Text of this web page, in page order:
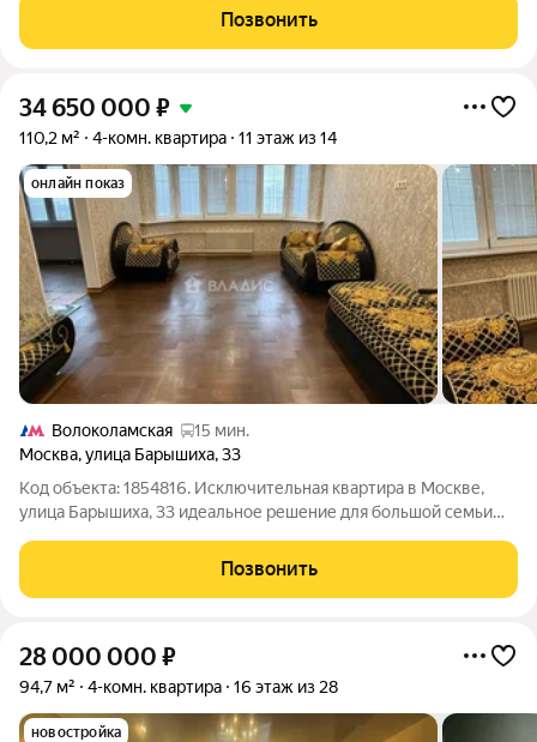
санузлом; - Отдельный кабинет; - Уютная кухня-гостиная; -
Постирочная; -
Позвонить
34 650 000 ₽
110,2 м² 4-комн. квартира 11 этаж из 14
онлайн показ
Волоколамская
15 мин.
Москва,улица Барышиха,33
Код объекта: 1854816. Исключительная квартира в Москве,
улица Барышиха, 33 идеальное решение для большой семьи
квартира на одиннадцатом этаже двенадцатиэтажного
панельного дома 1998 года
Позвонить
28 000 000 ₽
94,7 м² 4-комн. квартира 16 этаж из 28
новостройка